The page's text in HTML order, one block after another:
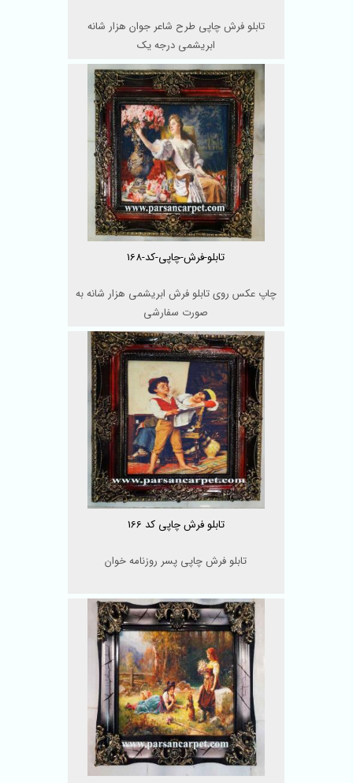
تابلو فرش چاپی طرح شاعر جوان هزار شانه
ابریشمی درجه یک
تابلو-فرش-چاپی-کد-168
چاپ عکس روی تابلو فرش ابریشمی هزار شانه به
صورت سفارشی
تابلو فرش چاپی کد 166
تابلو فرش چاپی پسر روزنامه خوان